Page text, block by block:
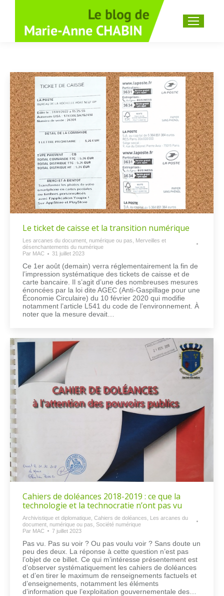
Recherche
Le ticket de caisse et la transition numérique
Les arcanes du document, numérique ou pas, Merveilles et
désenchantements du numérique
Par MAC 31 juillet 2023
Ce 1er août (demain) verra réglementairement la fin de
l’impression systématique des tickets de caisse et de
carte bancaire. Il s’agit d’une des nombreuses mesures
énoncées par la loi dite AGEC (Anti-Gaspillage pour une
Économie Circulaire) du 10 février 2020 qui modifie
notamment l’article L541 du code de l’environnement. À
noter que la mesure devait…
Cahiers de doléances 2018-2019 : ce que la
technologie et la technocratie n’ont pas vu
Archivistique et diplomatique Cahiers de doléances
Les arcanes du
document, numérique ou pas Société numérique
Par MAC 7 juillet 2023
Pas vu. Pas su voir ? Ou pas voulu voir ? Sans doute un
peu des deux. La réponse à cette question n’est pas
l’objet de ce billet. Ce qui m’intéresse présentement est
d’observer systématiquement les cahiers de doléances
et d’en tirer le maximum de renseignements factuels et
d’enseignements, notamment les éléments
d’information que l’exploitation gouvernementale des…